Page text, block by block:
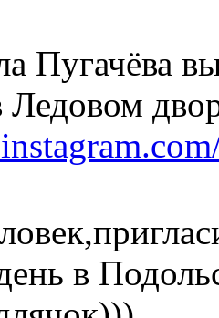
Пугачёва
Ледовом
в